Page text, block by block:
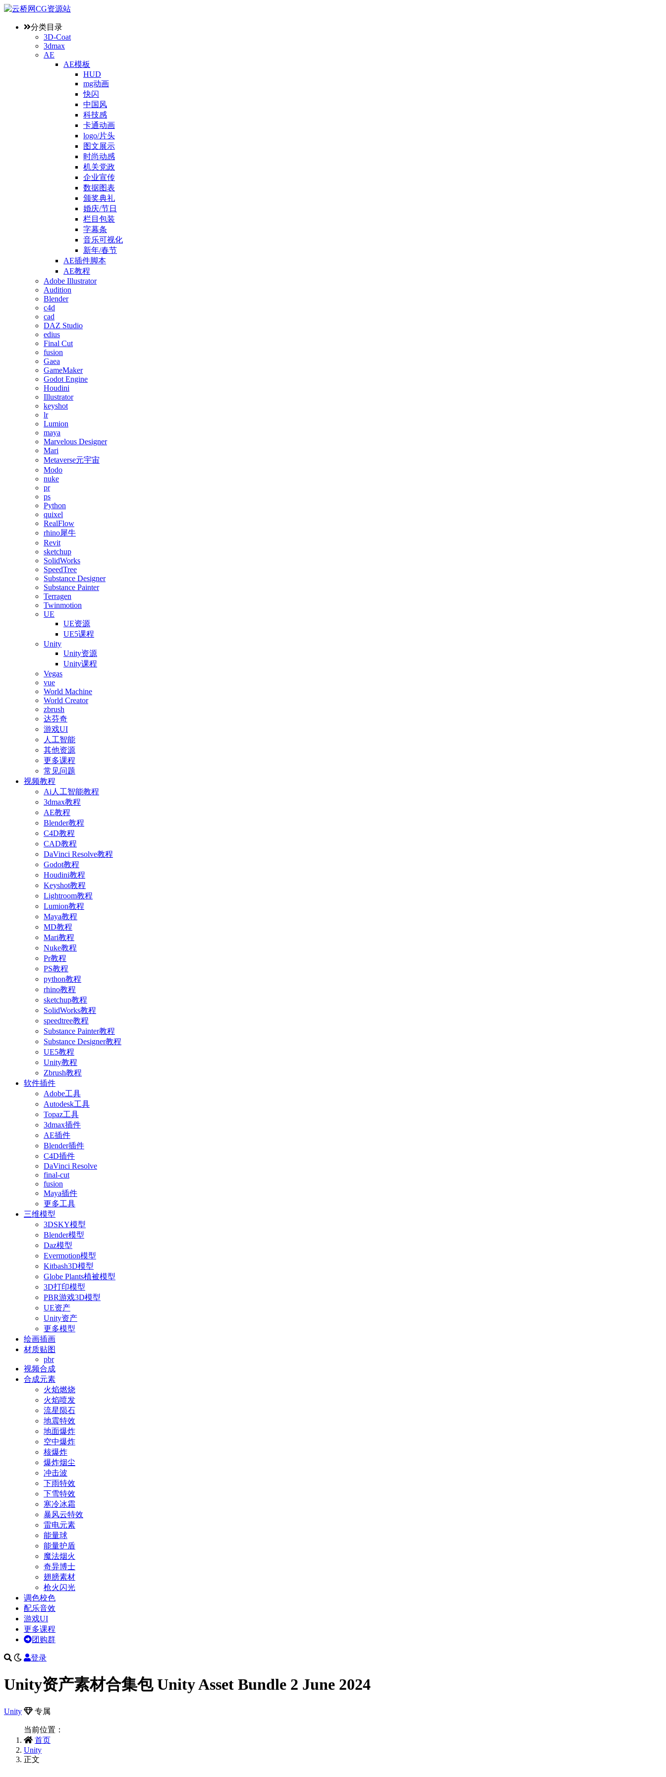
分类目录
3D-Coat
3dmax
AE
AE模板
HUD
mg动画
快闪
中国风
科技感
卡通动画
logo/片头
图文展示
时尚动感
机关党政
企业宣传
数据图表
颁奖典礼
婚庆/节日
栏目包装
字幕条
音乐可视化
新年/春节
AE插件脚本
AE教程
Adobe Illustrator
Audition
Blender
c4d
cad
DAZ Studio
edius
Final Cut
fusion
Gaea
GameMaker
Godot Engine
Houdini
Illustrator
keyshot
lr
Lumion
maya
Marvelous Designer
Mari
Metaverse元宇宙
Modo
nuke
pr
ps
Python
quixel
RealFlow
rhino犀牛
Revit
sketchup
SolidWorks
SpeedTree
Substance Designer
Substance Painter
Terragen
Twinmotion
UE
UE资源
UE5课程
Unity
Unity资源
Unity课程
Vegas
vue
World Machine
World Creator
zbrush
达芬奇
游戏UI
人工智能
其他资源
更多课程
常见问题
视频教程
Ai人工智能教程
3dmax教程
AE教程
Blender教程
C4D教程
CAD教程
DaVinci Resolve教程
Godot教程
Houdini教程
Keyshot教程
Lightroom教程
Lumion教程
Maya教程
MD教程
Mari教程
Nuke教程
Pr教程
PS教程
python教程
rhino教程
sketchup教程
SolidWorks教程
speedtree教程
Substance Painter教程
Substance Designer教程
UE5教程
Unity教程
Zbrush教程
软件插件
Adobe工具
Autodesk工具
Topaz工具
3dmax插件
AE插件
Blender插件
C4D插件
DaVinci Resolve
final-cut
fusion
Maya插件
更多工具
三维模型
3DSKY模型
Blender模型
Daz模型
Evermotion模型
Kitbash3D模型
Globe Plants植被模型
3D打印模型
PBR游戏3D模型
UE资产
Unity资产
更多模型
绘画插画
材质贴图
pbr
视频合成
合成元素
火焰燃烧
火焰喷发
流星陨石
地震特效
地面爆炸
空中爆炸
核爆炸
爆炸烟尘
冲击波
下雨特效
下雪特效
寒冷冰霜
暴风云特效
雷电元素
能量球
能量护盾
魔法烟火
奇异博士
翅膀素材
枪火闪光
调色校色
配乐音效
游戏UI
更多课程
团购群
登录
Unity资产素材合集包 Unity Asset Bundle 2 June 2024
Unity 专属
当前位置：
首页
Unity
正文